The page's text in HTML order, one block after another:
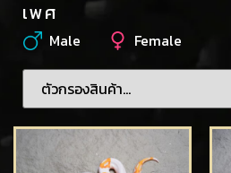
เพศ
Male Female